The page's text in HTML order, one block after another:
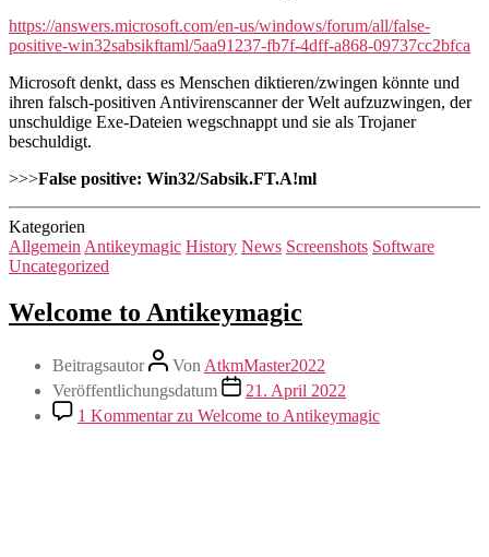
https://answers.microsoft.com/en-us/windows/forum/all/false-
positive-win32sabsikftaml/5aa91237-fb7f-4dff-a868-09737cc2bfca
Microsoft denkt, dass es Menschen diktieren/zwingen könnte und
ihren falsch-positiven Antivirenscanner der Welt aufzuzwingen, der
unschuldige Exe-Dateien wegschnappt und sie als Trojaner
beschuldigt.
>>>False positive: Win32/Sabsik.FT.A!ml
Kategorien
Allgemein Antikeymagic History News Screenshots Software
Uncategorized
Welcome to Antikeymagic
Beitragsautor Von AtkmMaster2022
Veröffentlichungsdatum
21. April 2022
1 Kommentarzu Welcome to Antikeymagic